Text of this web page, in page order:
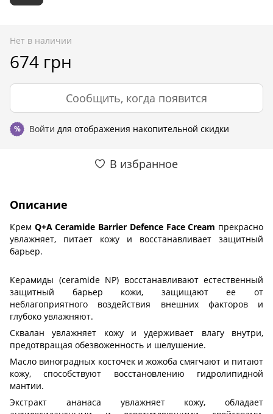
Нет в наличии
674 грн
Сообщить, когда появится
% Войти для отображения накопительной скидки
В избранное
Описание
Крем Q+A Ceramide Barrier Defence Face Cream прекрасно
увлажняет, питает кожу и восстанавливает защитный
барьер.
Керамиды (ceramide NP) восстанавливают естественный
защитный барьер кожи, защищают ее от
неблагоприятного воздействия внешних факторов и
глубоко увлажняют.
Сквалан увлажняет кожу и удерживает влагу внутри,
предотвращая обезвоженность и шелушение.
Масло виноградных косточек и жожоба смягчают и питают
кожу, способствуют восстановлению гидролипидной
мантии.
Экстракт ананаса увлажняет кожу, обладает